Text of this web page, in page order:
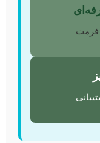
فرمت